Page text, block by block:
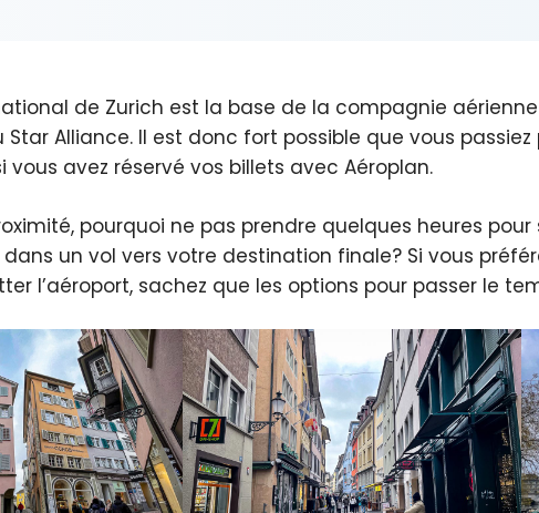
de Zurich est la base de la compagnie
Alliance. Il est donc fort possible que vous passiez
vous avez réservé vos billets avec Aéroplan.
pourquoi ne pas prendre quelques heures
un vol vers votre destination finale? Si vous
l’aéroport, sachez que les options pour passer le